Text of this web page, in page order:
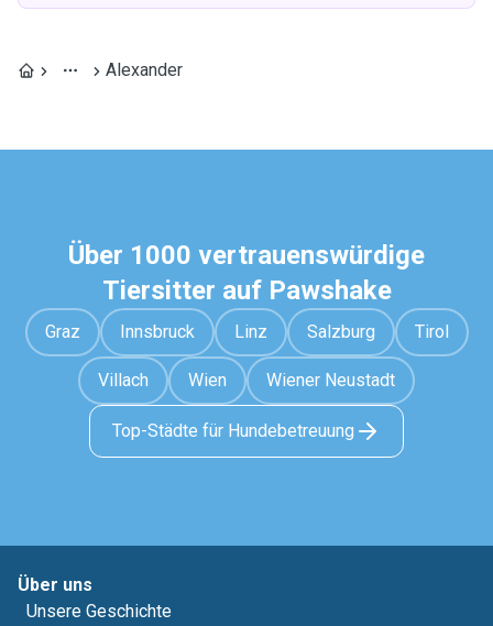
Alexander
Über 1000 vertrauenswürdige
Tiersitter auf Pawshake
Graz Innsbruck Linz Salzburg Tirol
Villach Wien Wiener Neustadt
Top-Städte für Hundebetreuung
Über uns
Unsere Geschichte